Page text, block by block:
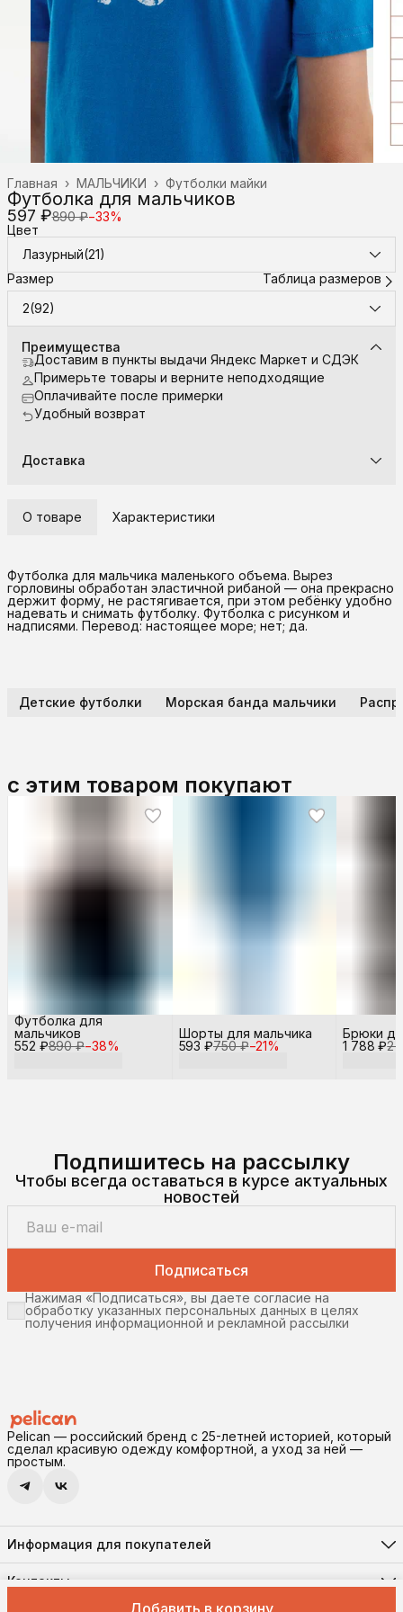
Футболки майки
МАЛЬЧИКИ ›
Главная ›
Футболка для мальчиков
597 ₽890 ₽−33%
Цвет
Лазурный(21)
Размер
Таблица размеров
2(92)
Добавить в корзину
Преимущества
Доставим в пункты выдачи Яндекс Маркет и СДЭК
Примерьте товары и верните неподходящие
Оплачивайте после примерки
Удобный возврат
Доставка
О товаре Характеристики
Футболка для мальчика маленького объема. Вырез
горловины обработан эластичной рибаной — она прекрасно
держит форму, не растягивается, при этом ребёнку удобно
надевать и снимать футболку. Футболка с рисунком и
надписями. Перевод: настоящее море; нет; да.
Детские футболки Морская банда мальчики
с этим товаром покупают
552 ₽890 ₽−38%
Футболка для
мальчиков
593 ₽750 ₽−21%
Шорты для мальчика
1 788 ₽2
Брюки
Подпишитесь на рассылку
Чтобы всегда оставаться в курсе актуальных
новостей
Подписаться
Нажимая «Подписаться», вы даете согласие на
обработку указанных персональных данных в целях
получения информационной и рекламной рассылки
Pelican — российский бренд с 25-летней историей, который
сделал красивую одежду комфортной, а уход за ней —
простым.
Информация для покупателей
Реквизиты
Доставка и оплата
Контакты